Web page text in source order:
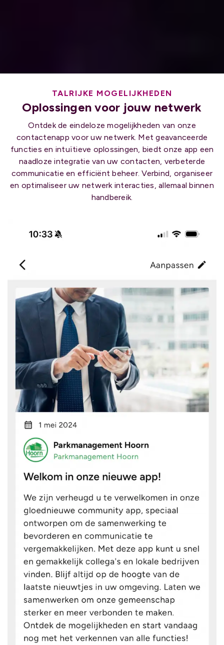
TALRIJKE MOGELIJKHEDEN
Oplossingen voor jouw netwerk
Ontdek de eindeloze mogelijkheden van onze
contactenapp voor uw netwerk. Met geavanceerde
functies en intuïtieve oplossingen, biedt onze app een
naadloze integratie van uw contacten, verbeterde
communicatie en efficiënt beheer. Verbind, organiseer
en optimaliseer uw netwerk interacties, allemaal binnen
handbereik.